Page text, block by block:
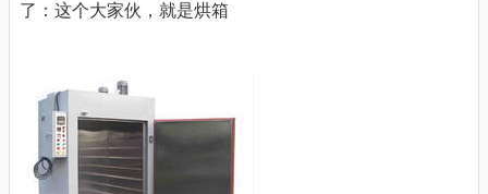
了：这个大家伙，就是烘箱